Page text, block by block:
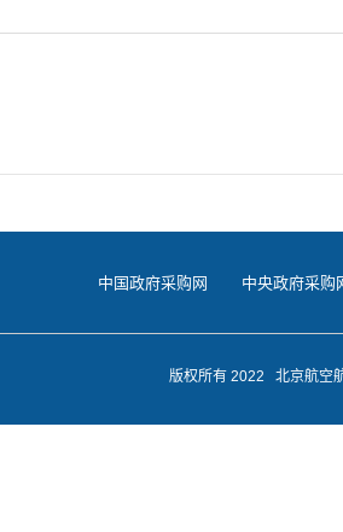
中国政府采购网 中央政府采购
版权所有 2022 北京航